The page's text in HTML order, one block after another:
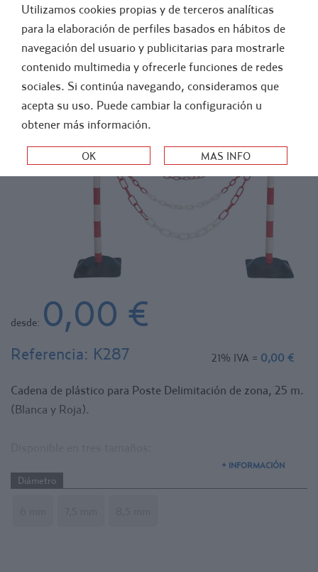
- ATLETISM.. > ACCESORI.. > ELEMENTO..
DELIMITACIÓN DE ZONAS. CADENA DE
PLÁSTICO (MJ02)
desde: 0,00 €
Referencia: K287 21% IVA = 0,00 €
Cadena de plástico para Poste Delimitación de zona, 25 m.
(Blanca y Roja).
- Ø 7,50 mm. Dimensiones: 28 x 48 mm.
+ INFORMACIÓN
Diámetro
Utilizamos cookies propias y de terceros analíticas
para la elaboración de perfiles basados en hábitos de
navegación del usuario y publicitarias para mostrarle
contenido multimedia y ofrecerle funciones de redes
sociales. Si continúa navegando, consideramos que
acepta su uso. Puede cambiar la configuración u
obtener más información.